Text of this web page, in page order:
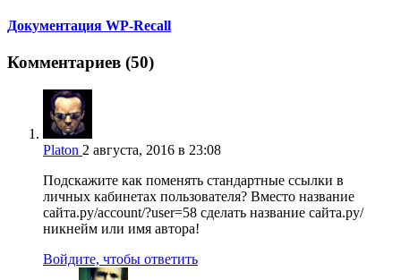
Документация WP-Recall
Комментариев (50)
Platon 2 августа, 2016 в 23:08
Подскажите как поменять стандартные ссылки в
личных кабинетах пользователя? Вместо название
сайта.ру/account/?user=58 сделать название сайта.ру/
никнейм или имя автора!
Войдите, чтобы ответить